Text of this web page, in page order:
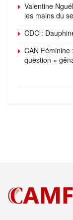
Valentine
les mains du
CDC :
CAN Féminine
question «